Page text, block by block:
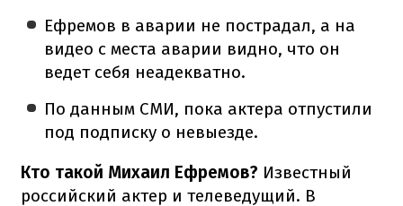
Ефремов в аварии не пострадал, а на
видео с места аварии видно, что он
ведет себя неадекватно.
По данным СМИ, пока актера отпустили
под подписку о невыезде.
Кто такой Михаил Ефремов? Известный
российский актер и телеведущий. В